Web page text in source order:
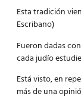
Esta tradición
Escribano)
Fueron dadas
cada judío
Está visto, en
más de una